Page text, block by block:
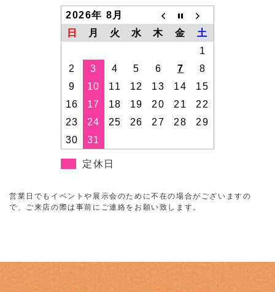
2026年 8月
日
月 火 水 木 金
土
1
2
3 4 5 6 7
8
9
10 11 12 13 14
15
16
17 18 19 20 21
22
23
24 25 26 27 28
29
30
31
定休日
営業日でもイベントや展示会のために不在の場合がございますの
で、ご来店の際は事前にご連絡をお願い致します。